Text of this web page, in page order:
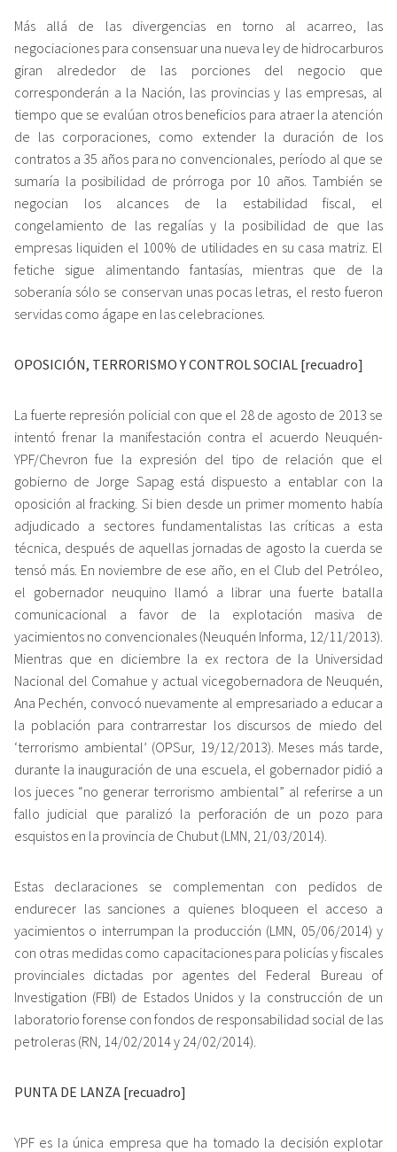
Más allá de las divergencias en torno al acarreo, las
negociaciones para consensuar una nueva ley de hidrocarburos
giran alrededor de las porciones del negocio que
corresponderán a la Nación, las provincias y las empresas, al
tiempo que se evalúan otros beneficios para atraer la atención
de las corporaciones, como extender la duración de los
contratos a 35 años para no convencionales, período al que se
sumaría la posibilidad de prórroga por 10 años. También se
negocian los alcances de la estabilidad fiscal, el
congelamiento de las regalías y la posibilidad de que las
empresas liquiden el 100% de utilidades en su casa matriz. El
fetiche sigue alimentando fantasías, mientras que de la
soberanía sólo se conservan unas pocas letras, el resto fueron
servidas como ágape en las celebraciones.
OPOSICIÓN, TERRORISMO Y CONTROL SOCIAL [recuadro]
La fuerte represión policial con que el 28 de agosto de 2013 se
intentó frenar la manifestación contra el acuerdo Neuquén-
YPF/Chevron fue la expresión del tipo de relación que el
gobierno de Jorge Sapag está dispuesto a entablar con la
oposición al fracking. Si bien desde un primer momento había
adjudicado a sectores fundamentalistas las críticas a esta
técnica, después de aquellas jornadas de agosto la cuerda se
tensó más. En noviembre de ese año, en el Club del Petróleo,
el gobernador neuquino llamó a librar una fuerte batalla
comunicacional a favor de la explotación masiva de
yacimientos no convencionales (Neuquén Informa, 12/11/2013).
Mientras que en diciembre la ex rectora de la Universidad
Nacional del Comahue y actual vicegobernadora de Neuquén,
Ana Pechén, convocó nuevamente al empresariado a educar a
la población para contrarrestar los discursos de miedo del
‘terrorismo ambiental’ (OPSur, 19/12/2013). Meses más tarde,
durante la inauguración de una escuela, el gobernador pidió a
los jueces “no generar terrorismo ambiental” al referirse a un
fallo judicial que paralizó la perforación de un pozo para
esquistos en la provincia de Chubut (LMN, 21/03/2014).
Estas declaraciones se complementan con pedidos de
endurecer las sanciones a quienes bloqueen el acceso a
yacimientos o interrumpan la producción (LMN, 05/06/2014) y
con otras medidas como capacitaciones para policías y fiscales
provinciales dictadas por agentes del Federal Bureau of
Investigation (FBI) de Estados Unidos y la construcción de un
laboratorio forense con fondos de responsabilidad social de las
petroleras (RN, 14/02/2014 y 24/02/2014).
PUNTA DE LANZA [recuadro]
YPF es la única empresa que ha tomado la decisión explotar